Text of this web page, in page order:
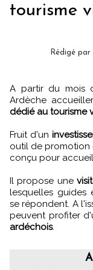
tourisme
Rédigé par
A partir du mois de juin 2013, le village de Ruoms en
Ardèche
dédié au tourisme
Fruit d'un
outil de promotion
conçu pour
Il propose une
lesquelles guides
se répondent. A
peuvent profiter
ardéchois.